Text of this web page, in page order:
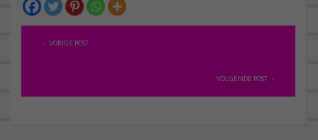
i
VORIGE POST
VOLGENDE POST